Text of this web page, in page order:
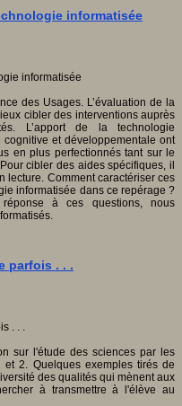
informatisée
des Usages. L’évaluation de la
cibler des interventions auprès
L’apport de la technologie
et développementale ont
en plus perfectionnés tant sur le
cibler des aides spécifiques, il
lecture. Comment caractériser ces
informatisée dans ce repérage ?
à ces questions, nous
parfois . . .
sur l'étude des sciences par les
2. Quelques exemples tirés de
des qualités qui mènent aux
à transmettre à l'élève au